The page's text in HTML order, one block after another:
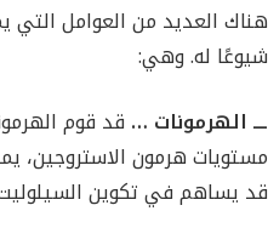
هناك العديد من العوامل
شيوعًا له. وهي:
ـــ الهرمونات … قد قوم
مستويات هرمون الاستروجين،
قد يساهم في تكوين